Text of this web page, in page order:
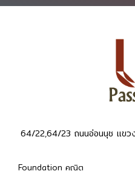
64/22,64/23 ถนนอ่อนนุช แขว
Foundation คณิต